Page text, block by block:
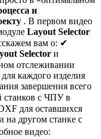
и
. В первом видео
Layout Selector
вам о: ✔
Selector и
отслеживании
каждого изделия
завершения всего
станков с ЧПУ в
для оставшихся
другом станке с
видео: